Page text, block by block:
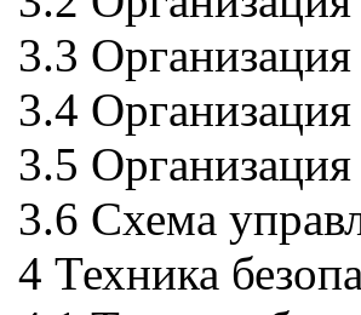
3.3
3.4 Организация
3.5
3.6 Схема
4 Техника